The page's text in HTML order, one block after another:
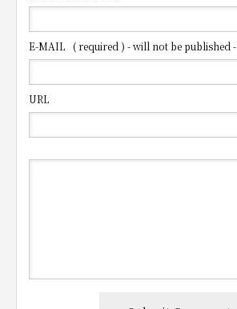
E-MAIL ( required ) - will not be published -
URL